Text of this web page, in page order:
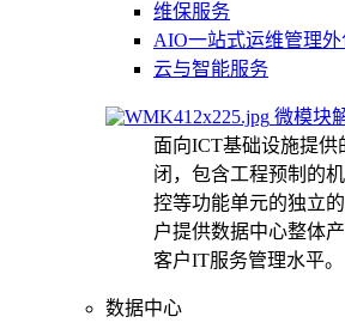
维保服务
AIO一站式运维管理
云与智能服务
微模块
面向ICT基础设施提供
闭，包含工程预制的
控等功能单元的独立
户提供数据中心整体
客户IT服务管理水平。
数据中心